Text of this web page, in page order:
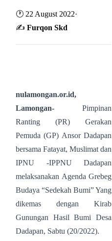
🕐 22 August 2022·
✍️ Furqon Skd
nulamongan.or.id,
Lamongan- Pimpinan
Ranting (PR) Gerakan
Pemuda (GP) Ansor Dadapan
bersama Fatayat, Muslimat dan
IPNU -IPPNU Dadapan
melaksanakan Agenda Grebeg
Budaya “Sedekah Bumi” Yang
dikemas dengan Kirab
Gunungan Hasil Bumi Desa
Dadapan, Sabtu (20/2022).